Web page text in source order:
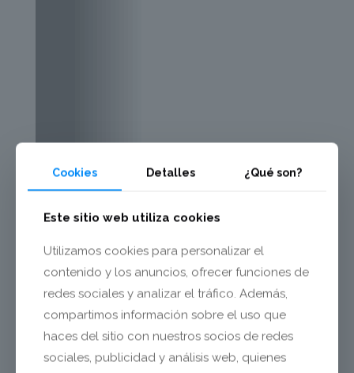
Cookies Detalles ¿Qué son?
Este sitio web utiliza cookies
Utilizamos cookies para personalizar el
contenido y los anuncios, ofrecer funciones de
redes sociales y analizar el tráfico. Además,
compartimos información sobre el uso que
haces del sitio con nuestros socios de redes
sociales, publicidad y análisis web, quienes